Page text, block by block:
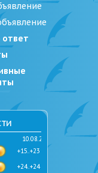
ответ
10.08.2026
+15..+23
+24..+24